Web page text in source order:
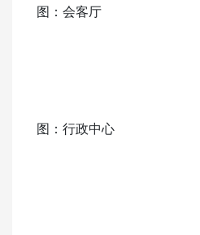
图：会客厅
图：行政中心